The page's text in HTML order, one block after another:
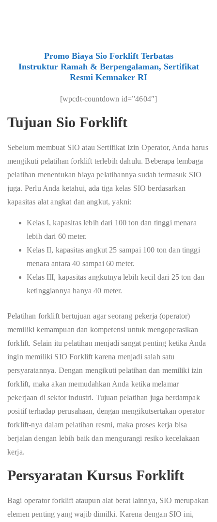
Promo Biaya Sio Forklift Terbatas
Instruktur Ramah & Berpengalaman, Sertifikat
Resmi Kemnaker RI
[wpcdt-countdown id=”4604″]
Tujuan Sio Forklift
Sebelum membuat SIO atau Sertifikat Izin Operator, Anda harus
mengikuti pelatihan forklift terlebih dahulu. Beberapa lembaga
pelatihan menentukan biaya pelatihannya sudah termasuk SIO
juga. Perlu Anda ketahui, ada tiga kelas SIO berdasarkan
kapasitas alat angkat dan angkut, yakni:
Kelas I, kapasitas lebih dari 100 ton dan tinggi menara
lebih dari 60 meter.
Kelas II, kapasitas angkut 25 sampai 100 ton dan tinggi
menara antara 40 sampai 60 meter.
Kelas III, kapasitas angkutnya lebih kecil dari 25 ton dan
ketinggiannya hanya 40 meter.
Pelatihan forklift bertujuan agar seorang pekerja (operator)
memiliki kemampuan dan kompetensi untuk mengoperasikan
forklift. Selain itu pelatihan menjadi sangat penting ketika Anda
ingin memiliki SIO Forklift karena menjadi salah satu
persyaratannya. Dengan mengikuti pelatihan dan memiliki izin
forklift, maka akan memudahkan Anda ketika melamar
pekerjaan di sektor industri. Tujuan pelatihan juga berdampak
positif terhadap perusahaan, dengan mengikutsertakan operator
forklift-nya dalam pelatihan resmi, maka proses kerja bisa
berjalan dengan lebih baik dan mengurangi resiko kecelakaan
kerja.
Persyaratan Kursus Forklift
Bagi operator forklift ataupun alat berat lainnya, SIO merupakan
elemen penting yang wajib dimilki. Karena dengan SIO ini,